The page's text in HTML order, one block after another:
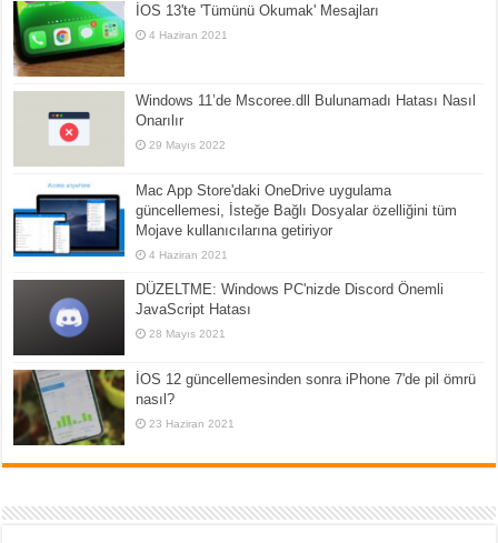
İOS 13'te 'Tümünü Okumak' Mesajları
4 Haziran 2021
Windows 11’de Mscoree.dll Bulunamadı Hatası Nasıl
Onarılır
29 Mayıs 2022
Mac App Store'daki OneDrive uygulama
güncellemesi, İsteğe Bağlı Dosyalar özelliğini tüm
Mojave kullanıcılarına getiriyor
4 Haziran 2021
DÜZELTME: Windows PC'nizde Discord Önemli
JavaScript Hatası
28 Mayıs 2021
İOS 12 güncellemesinden sonra iPhone 7'de pil ömrü
nasıl?
23 Haziran 2021